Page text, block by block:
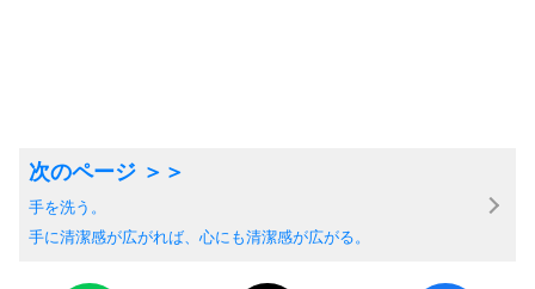
手を洗う。
手に清潔感が広がれば、心にも清潔感が広がる。